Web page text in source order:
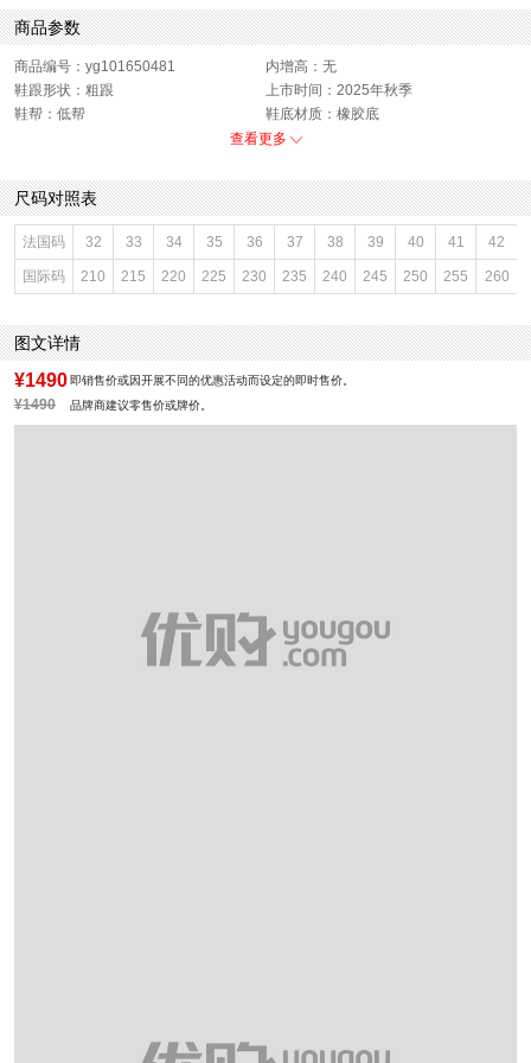
商品参数
商品编号：yg101650481
内增高：无
鞋跟形状：粗跟
上市时间：2025年秋季
鞋帮：低帮
鞋底材质：橡胶底
色系：棕色
闭合方式：套脚
前掌高度：1CM
款式季节：秋季
配跟：无
鞋垫材质：牛皮革
鞋头款式：圆头
鞋面材质：牛皮革
鞋面图案：纯色
参考鞋长(女)：24.5CM
制鞋工艺：胶贴皮鞋
皮质特征：擦色皮
里料材质：猪皮革,织物
风格：时尚潮流
查看更多
尺码对照表
法国码 32 33 34 35 36 37 38 39 40 41 42
国际码 210 215 220 225 230 235 240 245 250 255 260
图文详情
¥1490 即销售价或因开展不同的优惠活动而设定的即时售价。
¥1490 品牌商建议零售价或牌价。